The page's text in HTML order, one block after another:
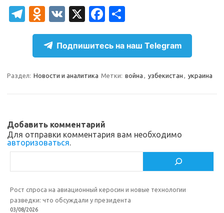
T
el
gr
a
O
d
n
o
kl
ik
i
V
K
X
Fa
c
e
b
o
т
п
р
а
ь
Подпишитесь на наш Telegram
Раздел: Новости и аналитика Метки: война , узбекистан , украина
Добавить комментарий
Для отправки комментария вам необходимо
авторизоваться.
Рост спроса на авиационный керосин и новые технологии
разведки: что обсуждали у президента
03/08/2026